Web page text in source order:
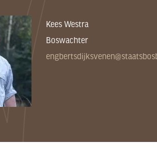
Kees Westra
Boswachter